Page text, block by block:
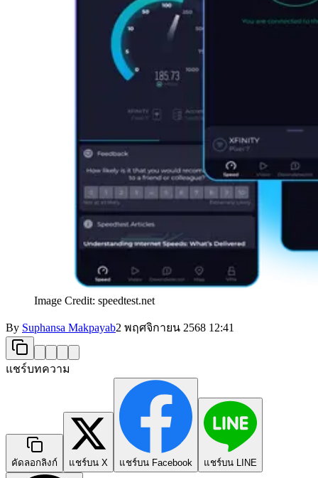
Image Credit: speedtest.net
By Suphansa Makpayab2 พฤศจิกายน 2568 12:41
แชร์บทความ
คัดลอกลิงก์ แชร์บน X แชร์บน Facebook แชร์บน LINE